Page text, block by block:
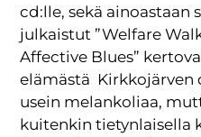
cd:lle, sekä ainoastaan
julkaistut ”Welfare
Affective Blues”
elämästä Kirkkojärven
usein melankoliaa,
kuitenkin tietynlaisella